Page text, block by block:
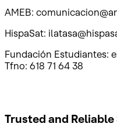
AMEB:
HispaSat:
Fundación Estudiantes:
Tfno: 618 71 64 38
Trusted and Reliable